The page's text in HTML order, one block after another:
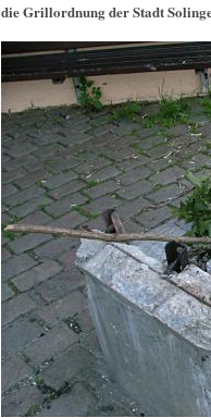
die Grillordnung der Stadt